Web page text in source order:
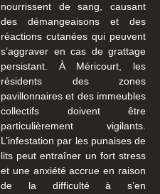
nourrissent de sang, causant
des démangeaisons et des
réactions cutanées qui peuvent
s’aggraver en cas de grattage
persistant. À Méricourt, les
résidents des zones
pavillonnaires et des immeubles
collectifs doivent être
particulièrement vigilants.
L’infestation par les punaises de
lits peut entraîner un fort stress
et une anxiété accrue en raison
de la difficulté à s’en